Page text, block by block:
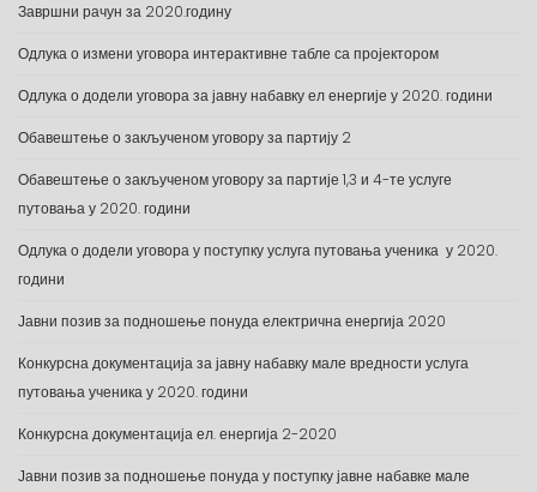
Завршни рачун за 2020.годину
Одлука о измени уговора интерактивне табле са пројектором
Одлука о додели уговора за јавну набавку ел енергије у 2020. години
Обавештење о закљученом уговору за партију 2
Обавештење о закљученом уговору за партије 1,3 и 4-те услуге
путовања у 2020. години
Одлука о додели уговора у поступку услуга путовања ученика у 2020.
години
Јавни позив за подношење понуда електрична енергија 2020
Конкурсна документација за јавну набавку мале вредности услуга
путовања ученика у 2020. години
Конкурсна документација ел. енергија 2-2020
Јавни позив за подношење понуда у поступку јавне набавке мале